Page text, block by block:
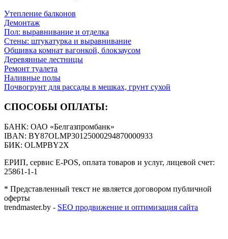
Утепление балконов
Демонтаж
Пол: выравнивание и отделка
Стены: штукатурка и выравнивание
Обшивка комнат вагонкой, блокзаусом
Деревянные лестницы
Ремонт туалета
Наливные полы
Почвогрунт для рассады в мешках, грунт сухой
СПОСОБЫ ОПЛАТЫ:
БАНК: ОАО «Белгазпромбанк»
IBAN: BY87OLMP30125000294870000933
БИК: OLMPBY2X
ЕРИП, сервис E-POS, оплата товаров и услуг, лицевой счет:
25861-1-1
* Представленный текст не является договором публичной
оферты
trendmaster.by - SEO продвижение и оптимизация сайта